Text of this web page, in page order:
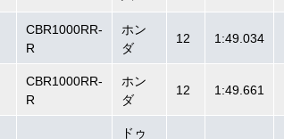
CBR1000RR-
R
ホン
ダ
12 1:49.034
CBR1000RR-
R
ホン
ダ
12 1:49.661
ドゥ